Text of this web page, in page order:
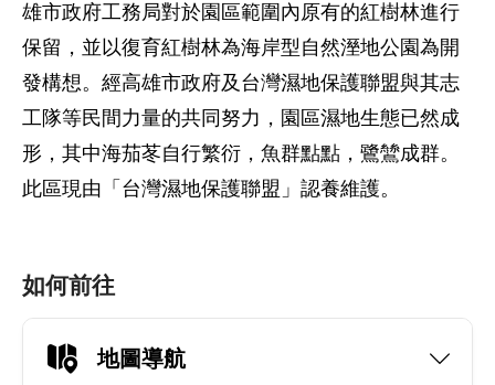
雄市政府工務局對於園區範圍內原有的紅樹林進行
保留，並以復育紅樹林為海岸型自然溼地公園為開
發構想。經高雄市政府及台灣濕地保護聯盟與其志
工隊等民間力量的共同努力，園區濕地生態已然成
形，其中海茄苳自行繁衍，魚群點點，鷺鷥成群。
此區現由「台灣濕地保護聯盟」認養維護。
如何前往
地圖導航